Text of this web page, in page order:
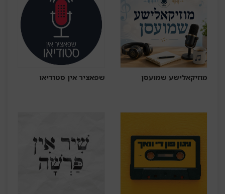
מוזיקאלישע שמועסן שפאציר אין סטודיאו